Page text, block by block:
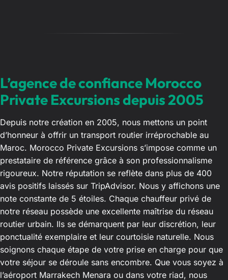
L’agence de confiance Morocco
Private Excursions depuis 2005
Depuis notre création en 2005, nous mettons un point
d’honneur à offrir un transport routier irréprochable au
Maroc. Morocco Private Excursions s’impose comme un
prestataire de référence grâce à son professionnalisme
rigoureux. Notre réputation se reflète dans plus de 400
avis positifs laissés sur TripAdvisor. Nous y affichons une
note constante de 5 étoiles. Chaque chauffeur privé de
notre réseau possède une excellente maîtrise du réseau
routier urbain. Ils se démarquent par leur discrétion, leur
ponctualité exemplaire et leur courtoisie naturelle. Nous
soignons chaque étape de votre prise en charge pour que
votre séjour se déroule sans encombre. Que vous soyez à
l’aéroport Marrakech Menara ou dans votre riad, nous